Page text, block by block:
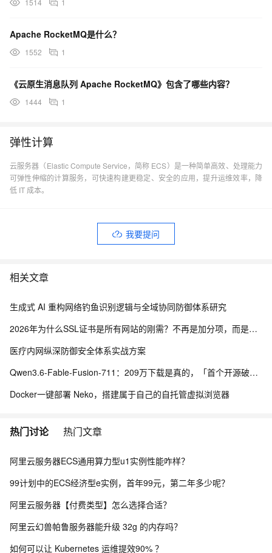
1514 1
Apache RocketMQ是什么？
1552 1
《云原生消息队列 Apache RocketMQ》包含了哪些内容？
1444 1
弹性计算
云服务器（Elastic Compute Service，简称 ECS）是一种简单高效、处理能力
可弹性伸缩的计算服务，可快速构建更稳定、安全的应用，提升运维效率，降
低 IT 成本。
我要提问
相关文章
生成式 AI 重构网络钓鱼识别逻辑与全域协同防御体系研究
2026年为什么SSL证书是所有网站的刚需？不再是加分项，而是建站底线
医疗内网纵深防御安全体系实战方案
Qwen3.6-Fable-Fusion-711：209万下载是真的，「首个开源破700」得另说
Docker一键部署 Neko，搭建属于自己的自托管虚拟浏览器
热门讨论 热门文章
阿里云服务器ECS通用算力型u1实例性能咋样？
99计划中的ECS经济型e实例，首年99元，第二年多少呢？
阿里云服务器【付费类型】怎么选择合适？
阿里云幻兽帕鲁服务器能升级 32g 的内存吗？
如何可以让 Kubernetes 运维提效90% ？